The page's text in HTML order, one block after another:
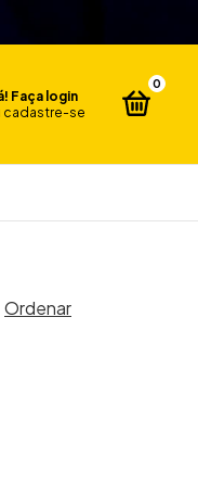
Faça login
cadastre-se
0
Ordenar